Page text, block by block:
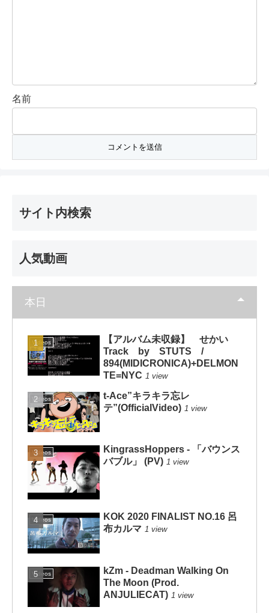
名前
サイト内検索
人気動画
本日
Videos
【アルバム未収録】 せかい
Track by STUTS /
894(MIDICRONICA)+DELMON
TE=NYC 1 view
Videos
t-Ace”キラキラ忘レ
テ”(OfficialVideo) 1 view
Videos
KingrassHoppers - 「バウンス
バブル」 (PV) 1 view
Videos
KOK 2020 FINALIST NO.16 呂
布カルマ 1 view
Videos
kZm - Deadman Walking On
The Moon (Prod.
ANJULIECAT) 1 view